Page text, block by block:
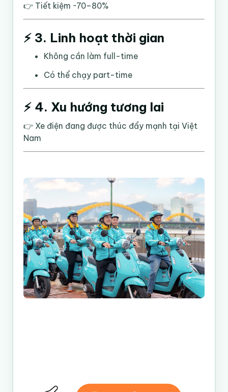
👉 Tiết kiệm ~70–80%
⚡ 3. Linh hoạt thời gian
Không cần làm full-time
Có thể chạy part-time
⚡ 4. Xu hướng tương lai
👉 Xe điện đang được thúc đẩy mạnh tại Việt
Nam